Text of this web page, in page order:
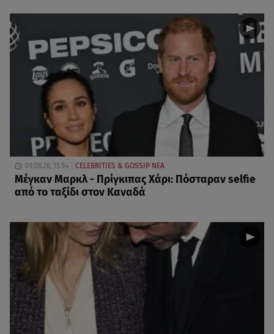
09.08.26, 15:54 CELEBRITIES & GOSSIP ΝΕΑ
Μέγκαν Μαρκλ - Πρίγκιπας Χάρι: Πόσταραν selfie
από το ταξίδι στον Καναδά